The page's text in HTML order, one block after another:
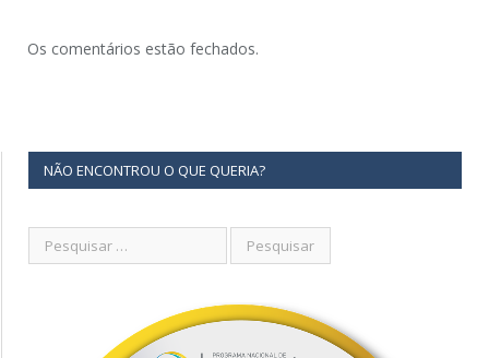
Os comentários estão fechados.
NÃO ENCONTROU O QUE QUERIA?